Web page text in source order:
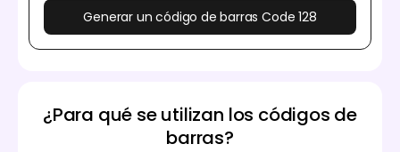
Generar un código de barras Code 128
¿Para qué se utilizan los códigos de
barras?